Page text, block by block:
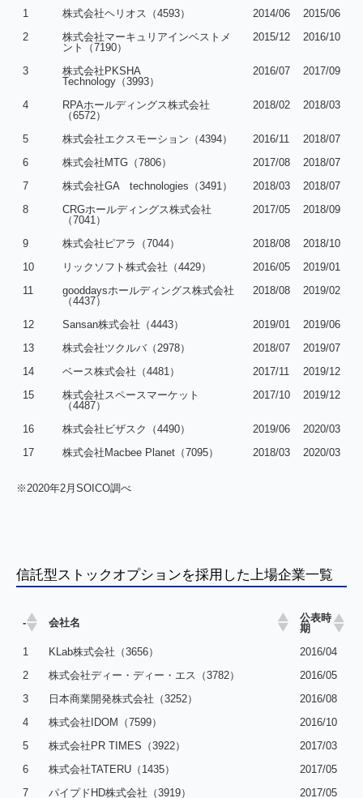
1
株式会社ヘリオス（4593） 2014/06
2015/06
2
株式会社マーキュリアインベストメ
ント（7190）
2015/12 2016/10
3
株式会社PKSHA
Technology（3993）
2016/07 2017/09
4
RPAホールディングス株式会社
（6572）
2018/02 2018/03
5 株式会社エクスモーション（4394） 2016/11
2018/07
6
株式会社MTG（7806） 2017/08
2018/07
7
株式会社GA technologies（3491） 2018/03
2018/07
8
CRGホールディングス株式会社
（7041）
2017/05 2018/09
9 株式会社ピアラ（7044） 2018/08
2018/10
10
リックソフト株式会社（4429） 2016/05
2019/01
11
gooddaysホールディングス株式会社
（4437）
2018/08 2019/02
12 Sansan株式会社（4443） 2019/01
2019/06
13
株式会社ツクルバ（2978） 2018/07
2019/07
14
ベース株式会社（4481） 2017/11
2019/12
15
株式会社スペースマーケット
（4487）
2017/10 2019/12
16 株式会社ビザスク（4490） 2019/06
2020/03
17
株式会社Macbee Planet（7095） 2018/03 2020/03
※2020年2月SOICO調べ
信託型ストックオプションを採用した上場企業一覧
- 会社名
公表時
期
1
KLab株式会社（3656）
2016/04
2
株式会社ディー・ディー・エス（3782）
2016/05
3
日本商業開発株式会社（3252）
2016/08
4
株式会社IDOM（7599）
2016/10
5
株式会社PR TIMES（3922）
2017/03
6
株式会社TATERU（1435）
2017/05
7
パイプドHD株式会社（3919） 2017/05